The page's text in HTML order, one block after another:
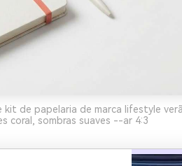
de papelaria de marca lifestyle
coral, sombras suaves --ar 4:3